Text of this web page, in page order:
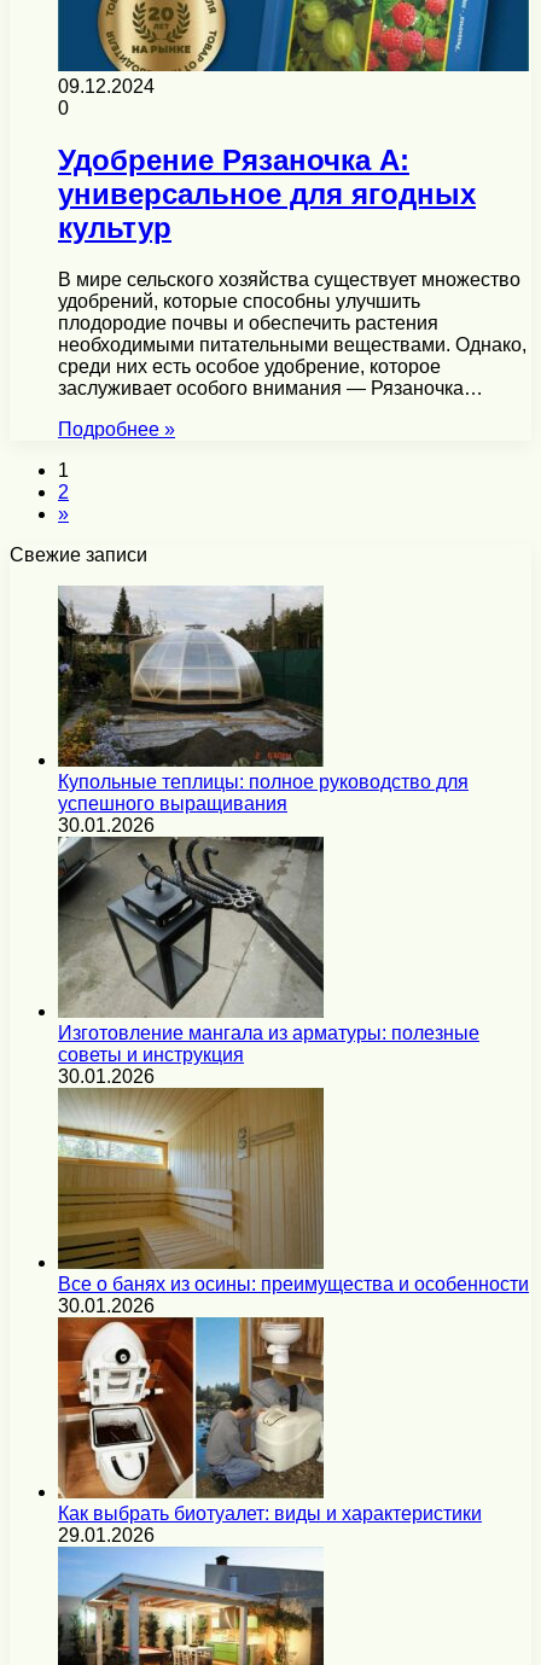
09.12.2024
0
Удобрение Рязаночка А:
универсальное для ягодных
культур
В мире сельского хозяйства существует множество
удобрений, которые способны улучшить
плодородие почвы и обеспечить растения
необходимыми питательными веществами. Однако,
среди них есть особое удобрение, которое
заслуживает особого внимания — Рязаночка…
Подробнее »
1
2
»
Свежие записи
Купольные теплицы: полное руководство для
успешного выращивания
30.01.2026
Изготовление мангала из арматуры: полезные
советы и инструкция
30.01.2026
Все о банях из осины: преимущества и особенности
30.01.2026
Как выбрать биотуалет: виды и характеристики
29.01.2026